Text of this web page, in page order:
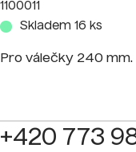
1100011
Skladem 16 ks
Pro válečky 240 mm.
+420 773